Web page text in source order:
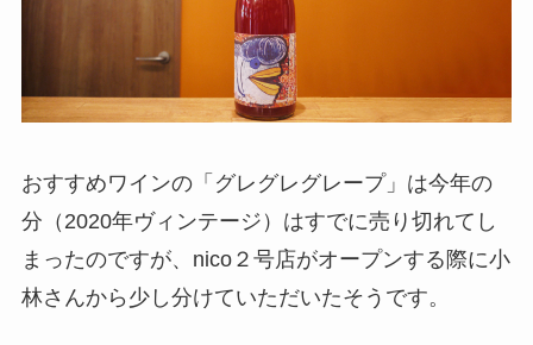
おすすめワインの「グレグレグレープ」は今年の
分（2020年ヴィンテージ）はすでに売り切れてし
まったのですが、nico２号店がオープンする際に小
林さんから少し分けていただいたそうです。